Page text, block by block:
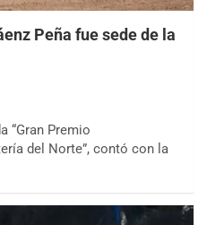
Peña fue sede de la
“Gran Premio
del Norte”, contó con la